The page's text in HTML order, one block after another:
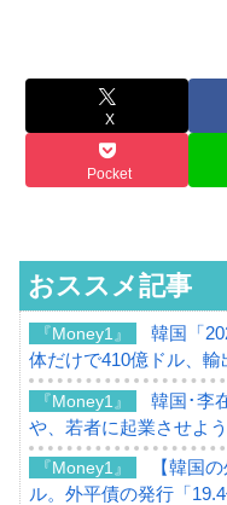
X
Pocket
おススメ記事
『Money1』
韓国「
体だけで410億ドル、輸
『Money1』
韓国･李
や、若者に起業させよ
『Money1』
【韓国
ル。外平債の発行「19.4